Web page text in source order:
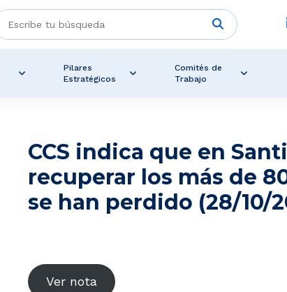
Pilares
Estratégicos
Comités de
Trabajo
CCS indica que en
recuperar los más de
se han perdido (28/10/
Ver nota